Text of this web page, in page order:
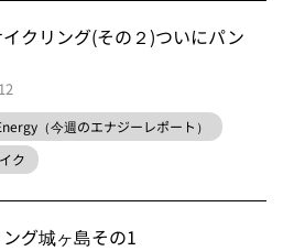
クリング(その２)ついにパン
（今週のエナジーレポート）
ク
グ城ヶ島その1